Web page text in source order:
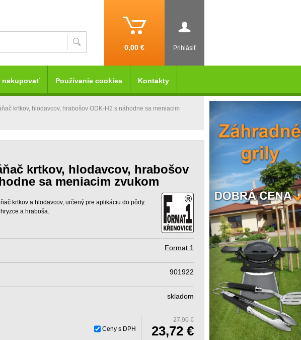
Prihlásiť
0,00 €
krtkov, hlodavcov, hrabošov ODK-H2 s náhodne sa meniacim
krtkov, hlodavcov, hrabošov
sa meniacim zvukom
krtkov a hlodavcov, určený pre aplikáciu do pôdy.
a hraboša.
Format 1
901922
skladom
Ceny s DPH
27,90 €
23,72 €
nakupovať Používanie cookies Kontakty